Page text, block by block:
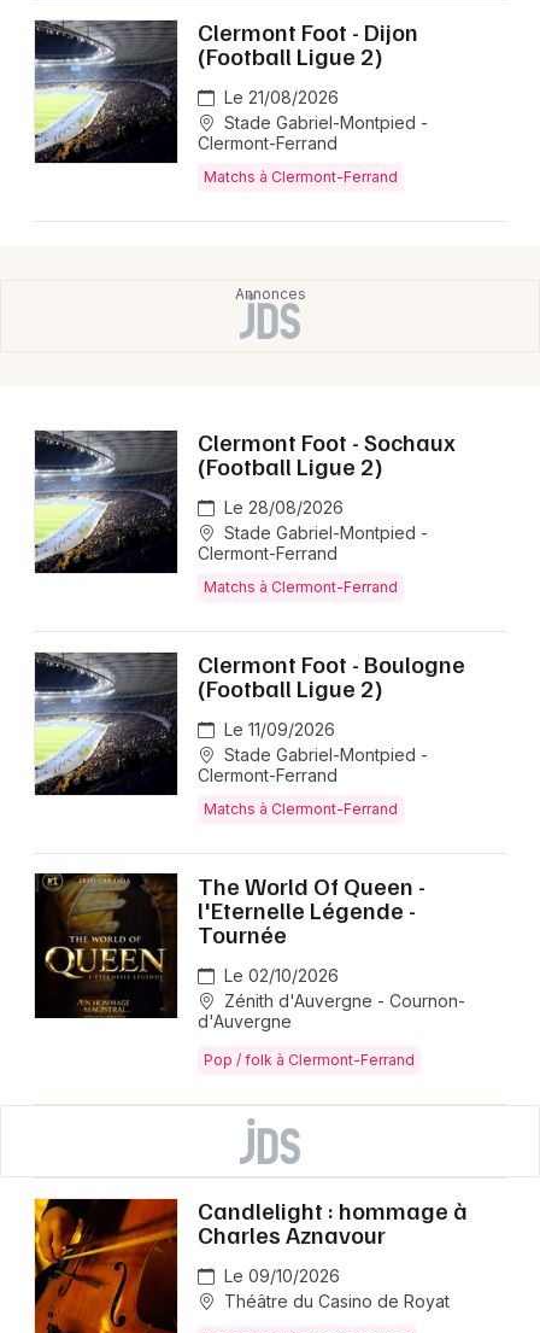
Clermont Foot - Dijon
(Football Ligue 2)
Le 21/08/2026
Stade Gabriel-Montpied -
Clermont-Ferrand
Matchs à Clermont-Ferrand
Clermont Foot - Sochaux
(Football Ligue 2)
Le 28/08/2026
Stade Gabriel-Montpied -
Clermont-Ferrand
Matchs à Clermont-Ferrand
Clermont Foot - Boulogne
(Football Ligue 2)
Le 11/09/2026
Stade Gabriel-Montpied -
Clermont-Ferrand
Matchs à Clermont-Ferrand
The World Of Queen -
l'Eternelle Légende -
Tournée
Le 02/10/2026
Zénith d'Auvergne - Cournon-
d'Auvergne
Pop / folk à Clermont-Ferrand
Candlelight : hommage à
Charles Aznavour
Le 09/10/2026
Théâtre du Casino de Royat